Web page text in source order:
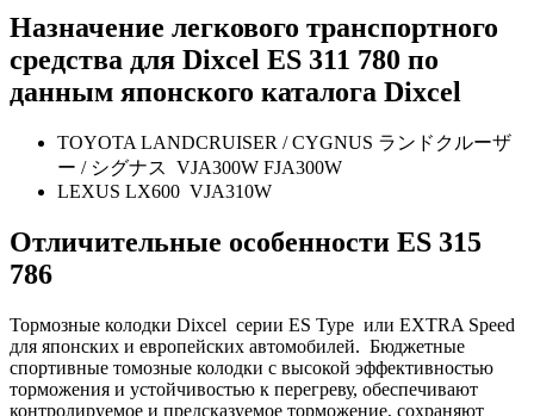
Назначение легкового транспортного
средства для Dixcel ES 311 780 по
данным японского каталога Dixcel
TOYOTA LANDCRUISER / CYGNUS ランドクルーザ
ー / シグナス VJA300W FJA300W
LEXUS LX600 VJA310W
Отличительные особенности ES 315
786
Тормозные колодки Dixcel серии ES Type или EXTRA Speed
для японских и европейских автомобилей. Бюджетные
спортивные томозные колодки с высокой эффективностью
торможения и устойчивостью к перегреву, обеспечивают
контролируемое и предсказуемое торможение, сохраняют